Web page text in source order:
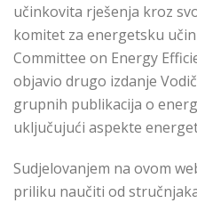
učinkovita rješenja kroz
komitet za energetsku
Committee on Energy
objavio drugo izdanje
grupnih publikacija o
uključujući aspekte
Sudjelovanjem na ovom
priliku naučiti od